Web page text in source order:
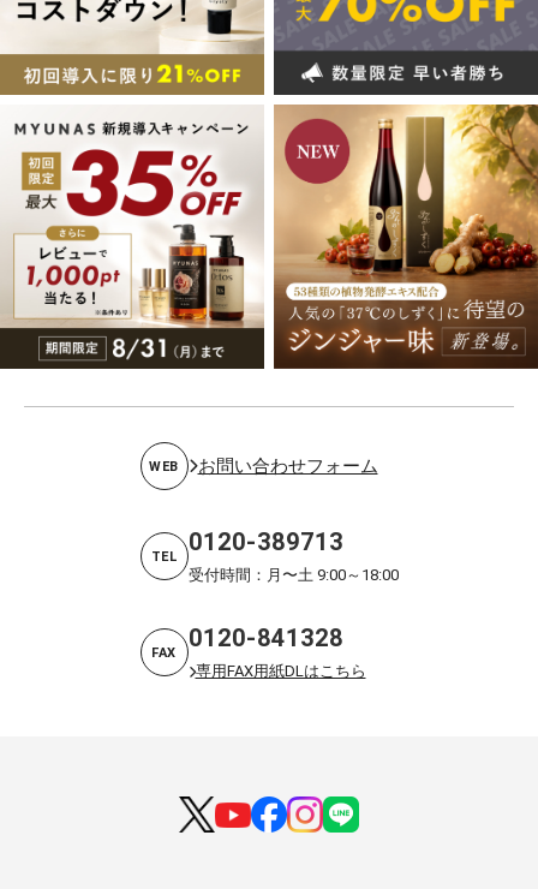
WEB お問い合わせフォーム
TEL 0120-389713
受付時間：月〜土 9:00～18:00
FAX 0120-841328
専用FAX用紙DLはこちら